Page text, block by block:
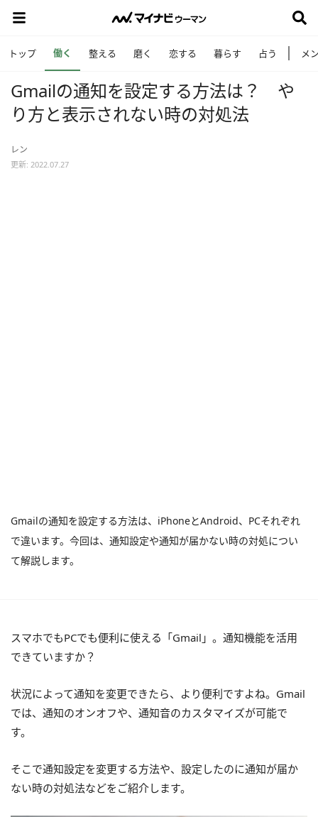
トップ 働く 整える 磨く 恋する 暮らす 占う メ
Gmailの通知を設定する方法は？ や
り方と表示されない時の対処法
レン
更新: 2022.07.27
Gmailの通知を設定する方法は、iPhoneとAndroid、PCそれぞれ
で違います。今回は、通知設定や通知が届かない時の対処につい
て解説します。
スマホでもPCでも便利に使える「Gmail」。通知機能を活用
できていますか？
状況によって通知を変更できたら、より便利ですよね。Gmail
では、通知のオンオフや、通知音のカスタマイズが可能で
す。
そこで通知設定を変更する方法や、設定したのに通知が届か
ない時の対処法などをご紹介します。